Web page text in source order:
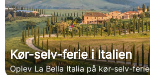
Kør-selv-ferie i Italien
Oplev La Bella Italia på kør-selv-ferie